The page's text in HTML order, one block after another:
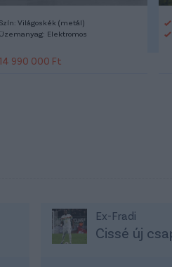
Szín: Világoskék (metál)
Üzemanyag: Elektromos
990 000 Ft
Ex-Fradi
Cissé új